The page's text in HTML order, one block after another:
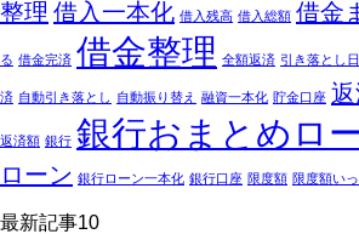
整理 借入一本化 借入残高 借入総額 借金
る 借金完済 借金整理 全額返済 引き落とし日
済 自動引き落とし 自動振り替え 融資一本化 貯金口座
返済額 銀行 銀行おまとめロ
ローン 銀行ローン一本化 銀行口座 限度額 限度額い
最新記事10